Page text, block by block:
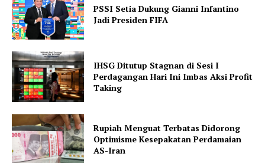
PSSI Setia Dukung Gianni Infantino
Jadi Presiden FIFA
IHSG Ditutup Stagnan di Sesi I
Perdagangan Hari Ini Imbas Aksi Profit
Taking
Rupiah Menguat Terbatas Didorong
Optimisme Kesepakatan Perdamaian
AS-Iran